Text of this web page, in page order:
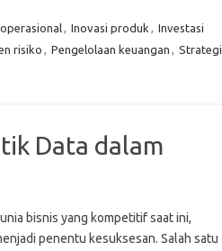
, Inovasi produk , Investasi
risiko , Pengelolaan keuangan , Strategi
Data dalam
bisnis yang kompetitif saat ini,
penentu kesuksesan. Salah satu